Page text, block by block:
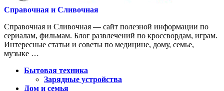
Справочная и Сливочная
Справочная и Сливочная — сайт полезной информации по
сериалам, фильмам. Блог развлечений по кроссвордам, играм.
Интересные статьи и советы по медицине, дому, семье,
музыке …
Бытовая техника
Зарядные устройства
Дом и семья